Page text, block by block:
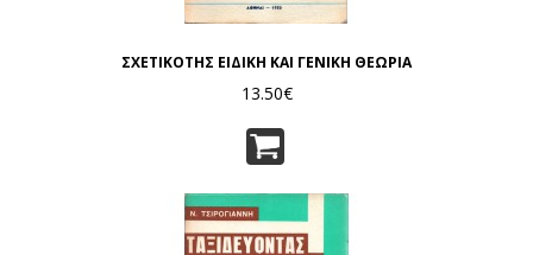
ΣΧΕΤΙΚΟΤΗΣ ΕΙΔΙΚΗ ΚΑΙ ΓΕΝΙΚΗ ΘΕΩΡΙΑ
13.50€